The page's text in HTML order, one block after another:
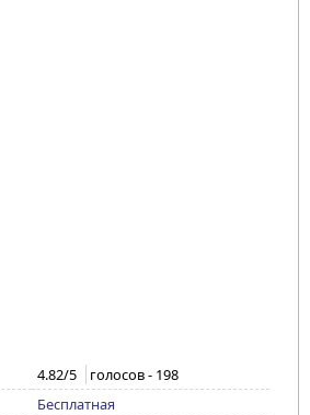
4.82/5 голосов - 198
Бесплатная